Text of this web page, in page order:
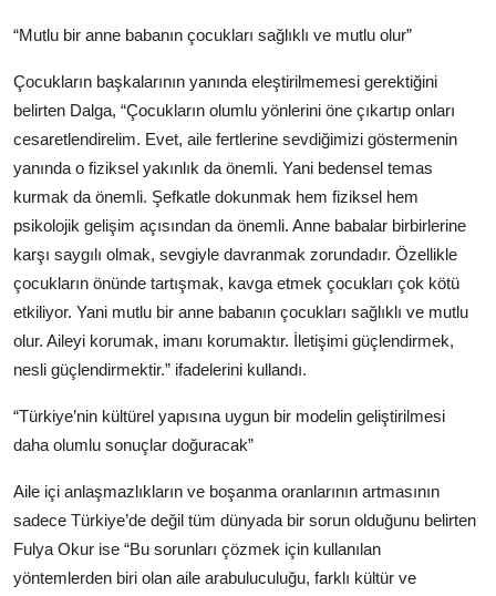
“Mutlu bir anne babanın çocukları sağlıklı ve mutlu olur”
Çocukların başkalarının yanında eleştirilmemesi gerektiğini
belirten Dalga, “Çocukların olumlu yönlerini öne çıkartıp onları
cesaretlendirelim. Evet, aile fertlerine sevdiğimizi göstermenin
yanında o fiziksel yakınlık da önemli. Yani bedensel temas
kurmak da önemli. Şefkatle dokunmak hem fiziksel hem
psikolojik gelişim açısından da önemli. Anne babalar birbirlerine
karşı saygılı olmak, sevgiyle davranmak zorundadır. Özellikle
çocukların önünde tartışmak, kavga etmek çocukları çok kötü
etkiliyor. Yani mutlu bir anne babanın çocukları sağlıklı ve mutlu
olur. Aileyi korumak, imanı korumaktır. İletişimi güçlendirmek,
nesli güçlendirmektir.” ifadelerini kullandı.
“Türkiye’nin kültürel yapısına uygun bir modelin geliştirilmesi
daha olumlu sonuçlar doğuracak”
Aile içi anlaşmazlıkların ve boşanma oranlarının artmasının
sadece Türkiye’de değil tüm dünyada bir sorun olduğunu belirten
Fulya Okur ise “Bu sorunları çözmek için kullanılan
yöntemlerden biri olan aile arabuluculuğu, farklı kültür ve